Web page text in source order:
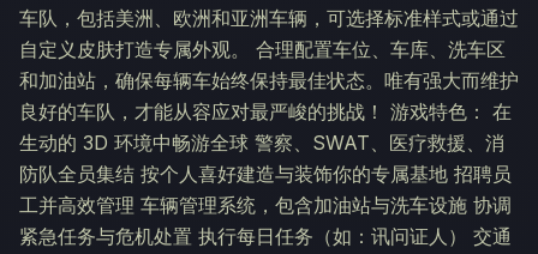
车队，包括美洲、欧洲和亚洲车辆，可选择标准样式或通过
自定义皮肤打造专属外观。 合理配置车位、车库、洗车区
和加油站，确保每辆车始终保持最佳状态。唯有强大而维护
良好的车队，才能从容应对最严峻的挑战！ 游戏特色： 在
生动的 3D 环境中畅游全球 警察、SWAT、医疗救援、消
防队全员集结 按个人喜好建造与装饰你的专属基地 招聘员
工并高效管理 车辆管理系统，包含加油站与洗车设施 协调
紧急任务与危机处置 执行每日任务（如：讯问证人） 交通